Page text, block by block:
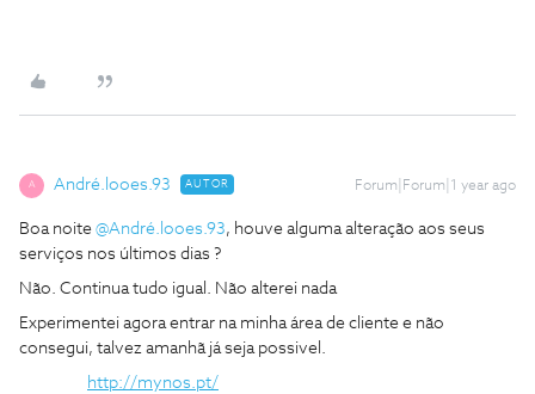
A André.looes.93 AUTOR Forum|Forum|1 year ago
Boa noite @André.looes.93, houve alguma alteração aos seus
serviços nos últimos dias ?
Não. Continua tudo igual. Não alterei nada
Experimentei agora entrar na minha área de cliente e não
consegui, talvez amanhã já seja possivel.
http://mynos.pt/